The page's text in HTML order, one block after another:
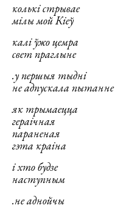
колькі стрывае
мілы мой Кіеў
калі ўжо цемра
свет праглыне
.у першыя тыдні
не адпускала пытанне
як трымаецца
гераічная
параненая
гэта краіна
і хто будзе
наступным
.не аднойчы